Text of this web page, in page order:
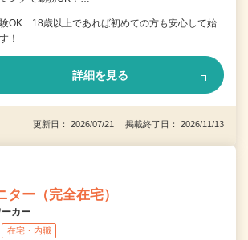
OK 18歳以上であれば初めての方も安心して始
！
詳細を見る
更新日： 2026/07/21 掲載終了日： 2026/11/13
ター（完全在宅）
カー
在宅・内職